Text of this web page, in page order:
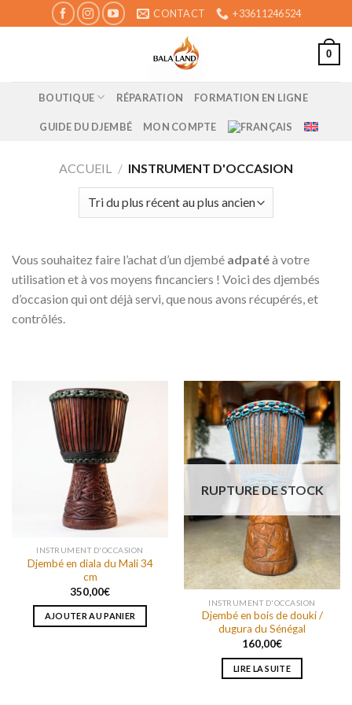
to
CONTACT +33611246524
0
BOUTIQUE RÉPARATION FORMATION EN LIGNE
GUIDE DU DJEMBÉ MON COMPTE
ACCUEIL / INSTRUMENT D'OCCASION
Vous souhaitez faire l’achat d’un djembé adpatéà votre
utilisation et à vos moyens fincanciers ! Voici des djembés
d’occasion qui ont déjà servi, que nous avons récupérés, et
contrôlés.
INSTRUMENT D'OCCASION
Djembé en diala du Mali 34
cm
350,00€
AJOUTER AU PANIER
RUPTURE DE STOCK
INSTRUMENT D'OCCASION
Djembé en bois de douki /
dugura du Sénégal
160,00€
LIRE LA SUITE